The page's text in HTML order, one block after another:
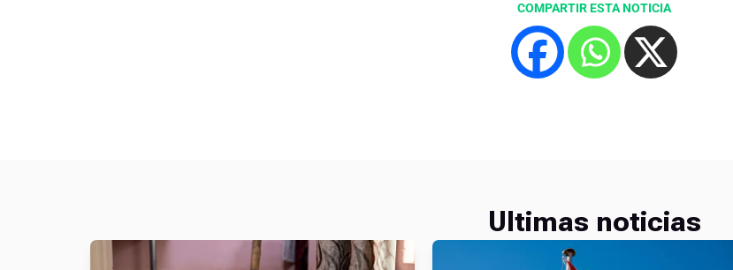
COMPARTIR ESTA NOTICIA
Ultimas noticias